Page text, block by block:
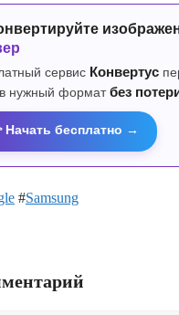
сервис Конвертус
нужный формат без
Начать бесплатно →
#Samsung